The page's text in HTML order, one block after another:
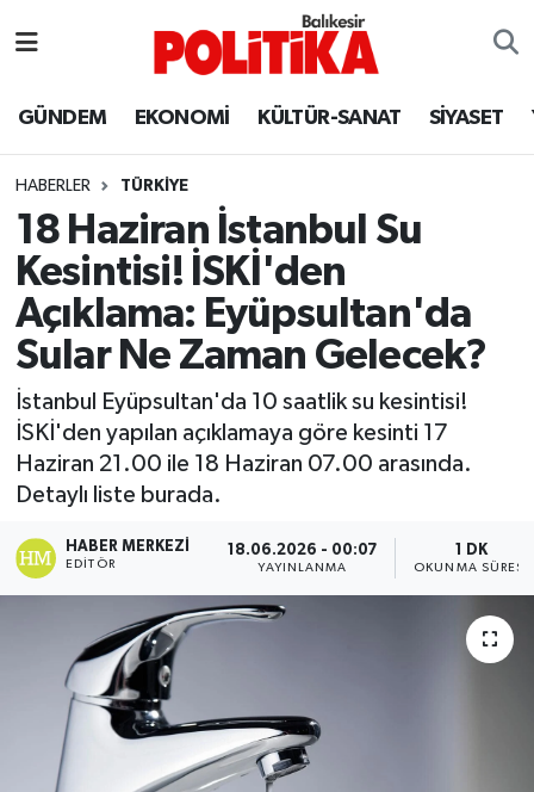
GÜNDEM EKONOMİ KÜLTÜR-SANAT SİYASET
HABERLER TÜRKİYE
18 Haziran İstanbul Su
Kesintisi! İSKİ'den
Açıklama: Eyüpsultan'da
Sular Ne Zaman Gelecek?
İstanbul Eyüpsultan'da 10 saatlik su kesintisi!
İSKİ'den yapılan açıklamaya göre kesinti 17
Haziran 21.00 ile 18 Haziran 07.00 arasında.
Detaylı liste burada.
HABER MERKEZI
EDITÖR
18.06.2026 - 00:07
YAYINLANMA
1 DK
OKUNMA SÜRESI
Ayvalık
Balya
Bandırma
Bigadiç
BİYOGRAFİLER
Burhaniye
Dursunbey
Edremit
EĞİTİM
Balıkesir Hava Durumu
Balıkesir Namaz Vakitleri
Balıkesir Trafik Yoğunluk Haritası
Süper Lig Puan Durumu ve Fikstür
Tüm Manşetler
Son Dakika Haberleri